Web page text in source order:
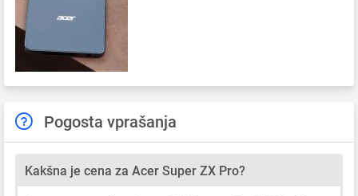
Pogosta vprašanja
Kakšna je cena za Acer Super ZX Pro?